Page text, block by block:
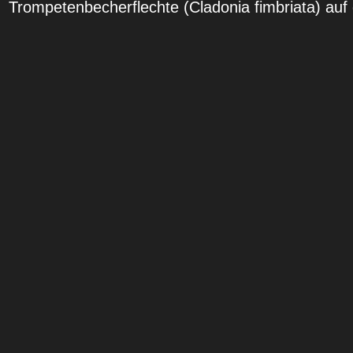
Trompetenbecherflechte (Cladonia fimbriata)